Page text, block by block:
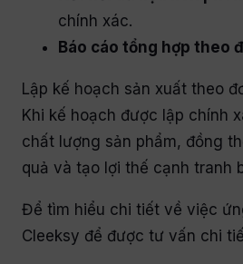
chính xác.
Báo cáo tổng hợp theo
Lập kế hoạch sản xuất theo
Khi kế hoạch được lập chính
chất lượng sản phẩm, đồng
quả và tạo lợi thế cạnh tranh
Để tìm hiểu chi tiết về việc
Cleeksy để được tư vấn chi